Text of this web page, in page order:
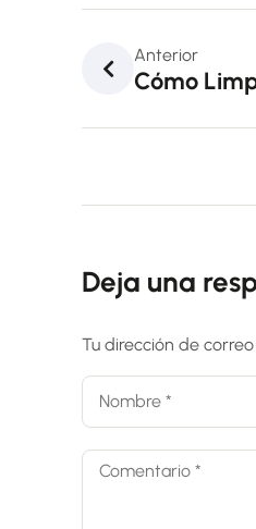
Anterior
Cómo
Deja una
Tu dirección de